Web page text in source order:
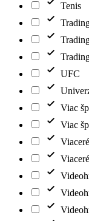
Tenis
UFC
Viac
Viac